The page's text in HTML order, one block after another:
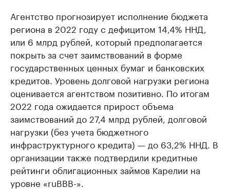
Агентство прогнозирует исполнение бюджета
региона в 2022 году с дефицитом 14,4% ННД,
или 6 млрд рублей, который предполагается
покрыть за счет заимствований в форме
государственных ценных бумаг и банковских
кредитов. Уровень долговой нагрузки региона
оценивается агентством позитивно. По итогам
2022 года ожидается прирост объема
заимствований до 27,4 млрд рублей, долговой
нагрузки (без учета бюджетного
инфраструктурного кредита) — до 63,2% ННД. В
организации также подтвердили кредитные
рейтинги облигационных займов Карелии на
уровне «ruBBB-».